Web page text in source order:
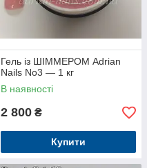
Гель із ШІММЕРОМ Adrian
Nails No3 — 1 кг
В наявності
2 800 ₴
Купити